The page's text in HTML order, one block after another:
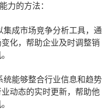
力的方法：
集成市场竞争分析工具，通
化，帮助企业及时调整销
统能够整合行业信息和趋势
动态的实时更新，帮助他